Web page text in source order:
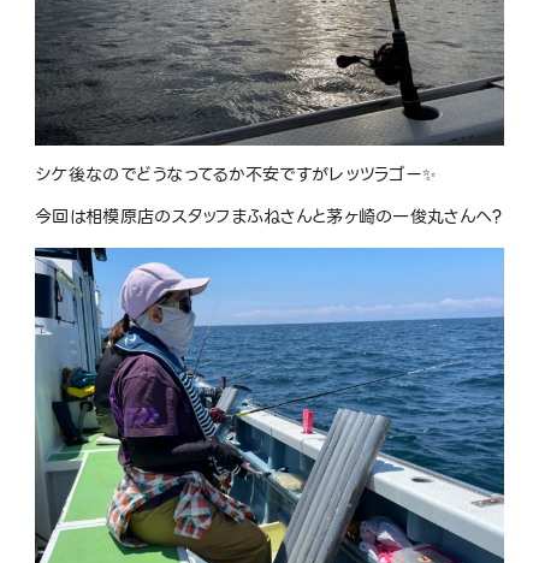
シケ後なのでどうなってるか不安ですがレッツラゴー✨
今回は相模原店のスタッフまふねさんと茅ヶ崎の一俊丸さんへ?